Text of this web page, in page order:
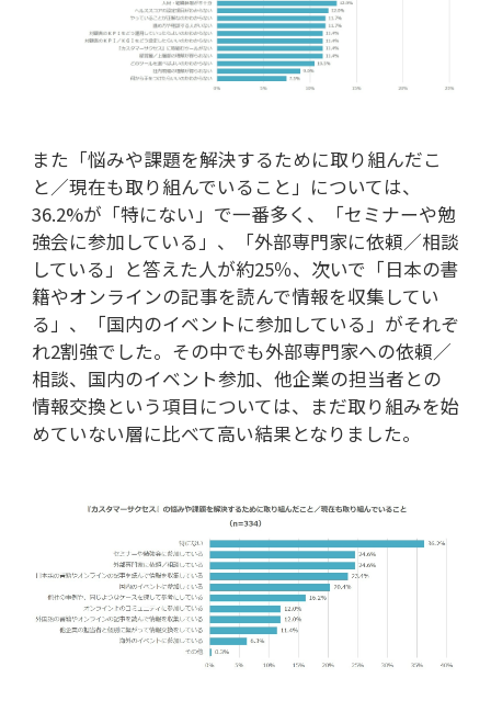
また「悩みや課題を解決するために取り組んだこ
と／現在も取り組んでいること」については、
36.2%が「特にない」で一番多く、「セミナーや勉
強会に参加している」、「外部専門家に依頼／相談
している」と答えた人が約25％、次いで「日本の書
籍やオンラインの記事を読んで情報を収集してい
る」、「国内のイベントに参加している」がそれぞ
れ2割強でした。その中でも外部専門家への依頼／
相談、国内のイベント参加、他企業の担当者との
情報交換という項目については、まだ取り組みを始
めていない層に比べて高い結果となりました。